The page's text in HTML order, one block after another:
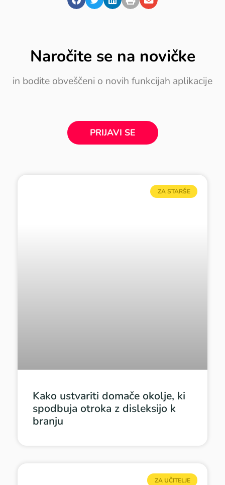
Naročite se na novičke
in bodite obveščeni o novih funkcijah aplikacije
PRIJAVI SE
ZA STARŠE
Kako ustvariti domače okolje, ki
spodbuja otroka z disleksijo k
branju
ZA UČITELJE